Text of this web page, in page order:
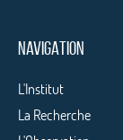
NAVIGATION
L'Institut
La Recherche